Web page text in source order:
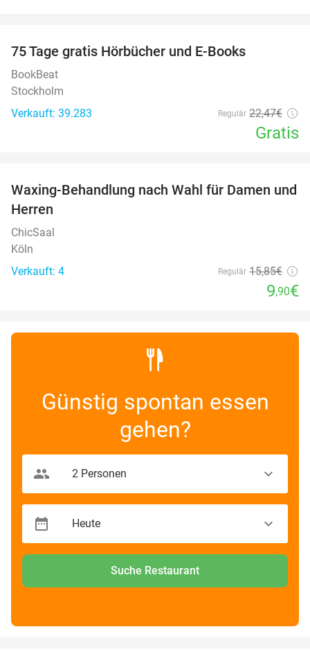
75 Tage gratis Hörbücher und E-Books
BookBeat
Stockholm
Verkauft: 39.283
Regulär 22,47€
Gratis
38%
NEW
TODAY
Waxing-Behandlung nach Wahl für Damen und
Herren
ChicSaal
Köln
Verkauft: 4
Regulär 15,85€
9,90€
Günstig spontan essen
gehen?
Suche Restaurant